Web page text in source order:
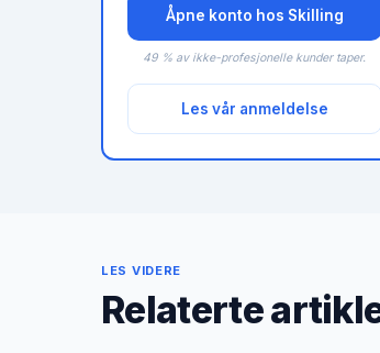
Åpne konto hos Skilling
49 % av ikke-profesjonelle kunder taper.
Les vår anmeldelse
LES VIDERE
Relaterte